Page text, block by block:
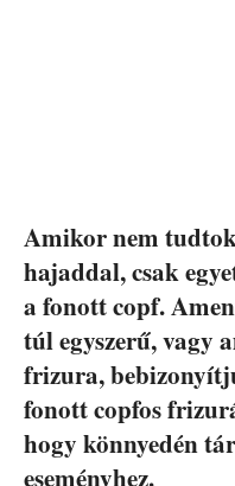
Amikor nem
hajaddal, csak
a fonott copf.
túl egyszerű, vagy
frizura,
fonott copfos
hogy könnyedén
eseményhez.